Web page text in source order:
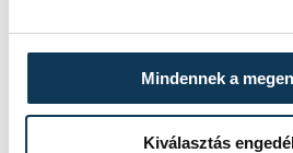
Mindennek a
Kiválasztás
vágytunk arra, hogy ott
döntőben, és mindent
Kilencven százalék esély
lesz, de az utolsó két